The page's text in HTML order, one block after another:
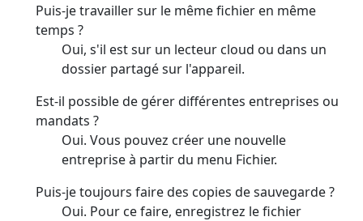
Puis-je travailler sur le même fichier en même
temps ?
Oui, s'il est sur un lecteur cloud ou dans un
dossier partagé sur l'appareil.
Est-il possible de gérer différentes entreprises ou
mandats ?
Oui. Vous pouvez créer une nouvelle
entreprise à partir du menu Fichier.
Puis-je toujours faire des copies de sauvegarde ?
Oui. Pour ce faire, enregistrez le fichier